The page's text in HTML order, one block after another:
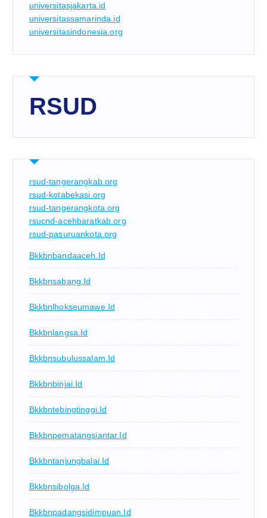
universitasjakarta.id
universitassamarinda.id
universitasindonesia.org
RSUD
rsud-tangerangkab.org
rsud-kotabekasi.org
rsud-tangerangkota.org
rsucnd-acehbaratkab.org
rsud-pasuruankota.org
Bkkbnbandaaceh.id
Bkkbnsabang.id
Bkkbnlhokseumawe.id
Bkkbnlangsa.id
Bkkbnsubulussalam.id
Bkkbnbinjai.id
Bkkbntebingtinggi.id
Bkkbnpematangsiantar.id
Bkkbntanjungbalai.id
Bkkbnsibolga.id
Bkkbnpadangsidimpuan.id